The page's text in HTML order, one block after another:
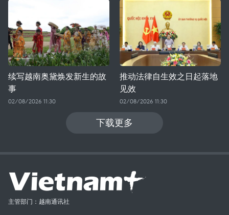
续写越南奥黛焕发新生的故
事
02/08/2026 11:30
推动法律自生效之日起落地
见效
02/08/2026 11:30
下载更多
主管部门：越南通讯社